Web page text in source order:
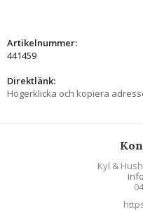
Artikelnummer:
441459
Direktlänk:
Högerklicka och kopiera
Kyl &